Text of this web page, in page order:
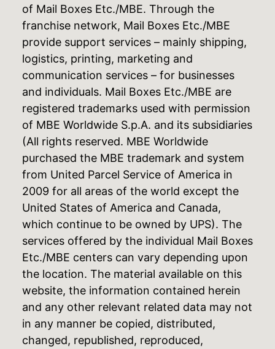
of Mail Boxes Etc./MBE. Through the
franchise network, Mail Boxes Etc./MBE
provide support services – mainly shipping,
logistics, printing, marketing and
communication services – for businesses
and individuals. Mail Boxes Etc./MBE are
registered trademarks used with permission
of MBE Worldwide S.p.A. and its subsidiaries
(All rights reserved. MBE Worldwide
purchased the MBE trademark and system
from United Parcel Service of America in
2009 for all areas of the world except the
United States of America and Canada,
which continue to be owned by UPS). The
services offered by the individual Mail Boxes
Etc./MBE centers can vary depending upon
the location. The material available on this
website, the information contained herein
and any other relevant related data may not
in any manner be copied, distributed,
changed, republished, reproduced,